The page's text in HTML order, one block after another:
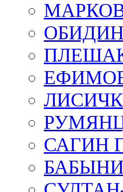
ЕФИМОВ
САГИН